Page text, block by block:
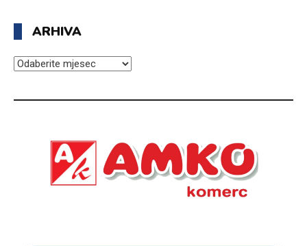
ARHIVA
ARHIVA